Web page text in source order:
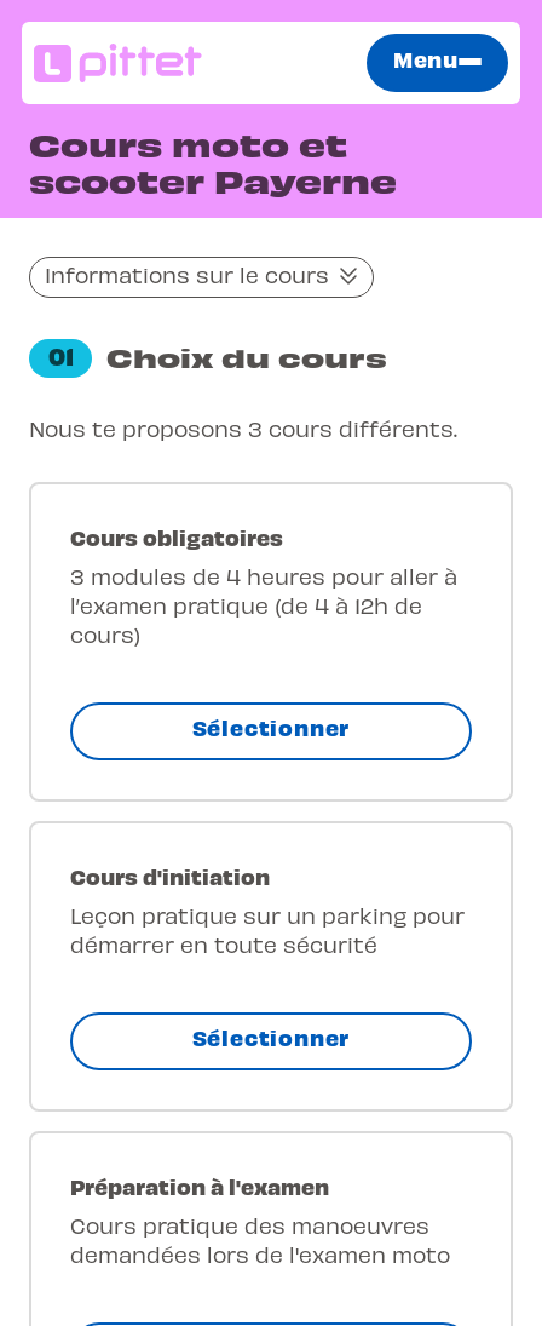
Menu
Cours moto et
scooter Payerne
Informations sur le cours
01 Choix du cours
Nous te proposons 3 cours différents.
Cours obligatoires
3 modules de 4 heures pour aller à
l’examen pratique (de 4 à 12h de
cours)
Sélectionner
Cours d'initiation
Leçon pratique sur un parking pour
démarrer en toute sécurité
Sélectionner
Préparation à l'examen
Cours pratique des manoeuvres
demandées lors de l'examen moto